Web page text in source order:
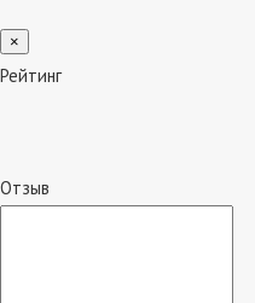
×
Рейтинг
Отзыв